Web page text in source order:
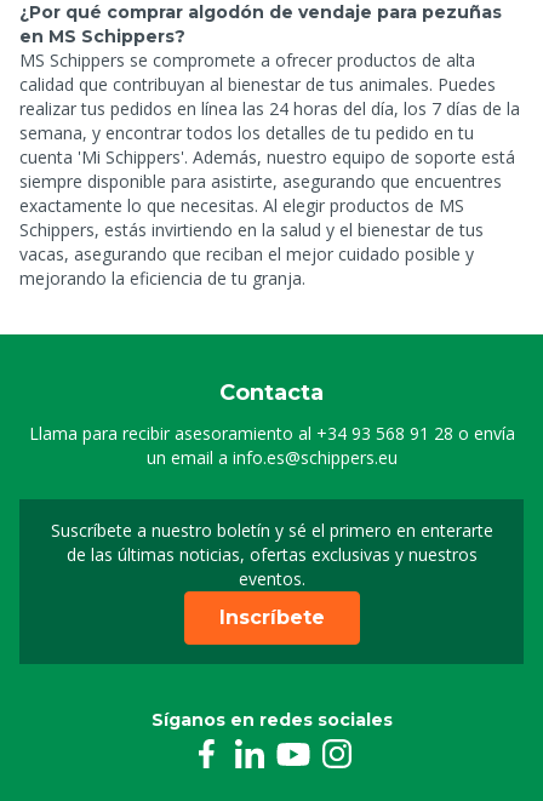
¿Por qué comprar algodón de vendaje para pezuñas
en MS Schippers?
MS Schippers se compromete a ofrecer productos de alta
calidad que contribuyan al bienestar de tus animales. Puedes
realizar tus pedidos en línea las 24 horas del día, los 7 días de la
semana, y encontrar todos los detalles de tu pedido en tu
cuenta 'Mi Schippers'. Además, nuestro equipo de soporte está
siempre disponible para asistirte, asegurando que encuentres
exactamente lo que necesitas. Al elegir productos de MS
Schippers, estás invirtiendo en la salud y el bienestar de tus
vacas, asegurando que reciban el mejor cuidado posible y
mejorando la eficiencia de tu granja.
Contacta
Llama para recibir asesoramiento al +34 93 568 91 28 o envía
un email a info.es@schippers.eu
Suscríbete a nuestro boletín y sé el primero en enterarte
de las últimas noticias, ofertas exclusivas y nuestros
eventos.
Suscripción a nuestro
Inscríbete
Síganos en redes sociales